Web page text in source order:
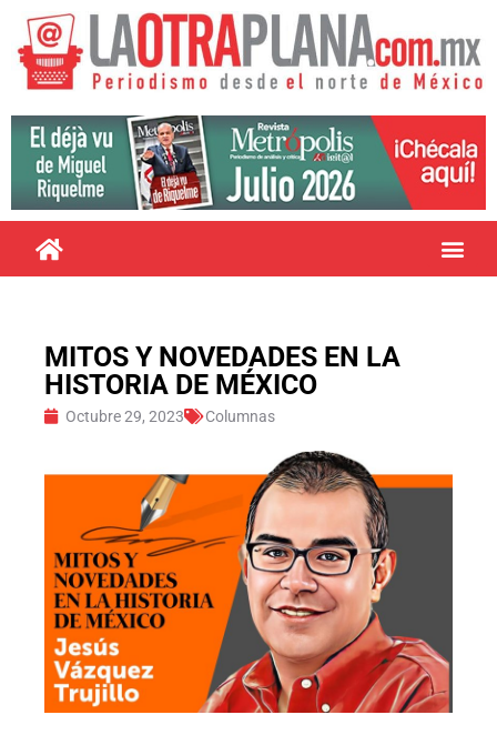
MITOS Y NOVEDADES EN LA
HISTORIA DE MÉXICO
Octubre 29, 2023 Columnas